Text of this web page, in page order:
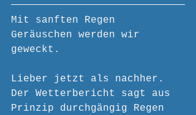
Mit sanften Regen
Geräuschen werden wir
geweckt.
Lieber jetzt als nachher.
Der Wetterbericht sagt aus
Prinzip durchgängig Regen